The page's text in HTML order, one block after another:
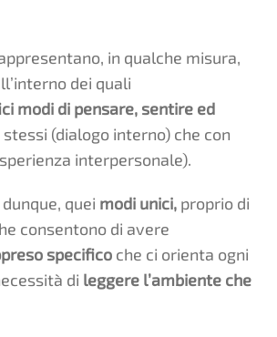
in qualche misura,
dei quali
modi di pensare, sentire ed
stessi (dialogo interno) che con
interpersonale).
quei modi unici, proprio di
consentono di avere
specifico che ci orienta ogni
di leggere l’ambiente che